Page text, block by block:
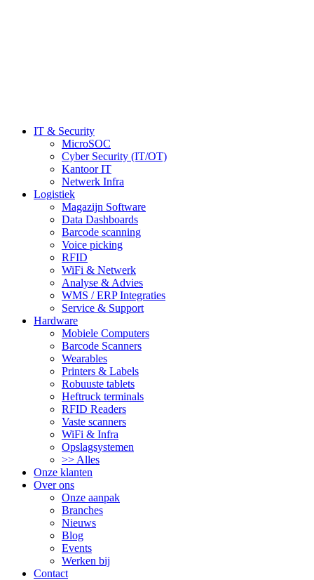
IT & Security
MicroSOC
Cyber Security (IT/OT)
Kantoor IT
Netwerk Infra
Logistiek
Magazijn Software
Data Dashboards
Barcode scanning
Voice picking
RFID
WiFi & Netwerk
Analyse & Advies
WMS / ERP Integraties
Service & Support
Hardware
Mobiele Computers
Barcode Scanners
Wearables
Printers & Labels
Robuuste tablets
Heftruck terminals
RFID Readers
Vaste scanners
WiFi & Infra
Opslagsystemen
>> Alles
Onze klanten
Over ons
Onze aanpak
Branches
Nieuws
Blog
Events
Werken bij
Contact